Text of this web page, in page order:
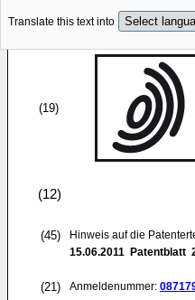
Translate this text into
(19)
(12)
(45)
Hinweis auf die
15.06.2011 Patentblatt
(21) Anmeldenummer: